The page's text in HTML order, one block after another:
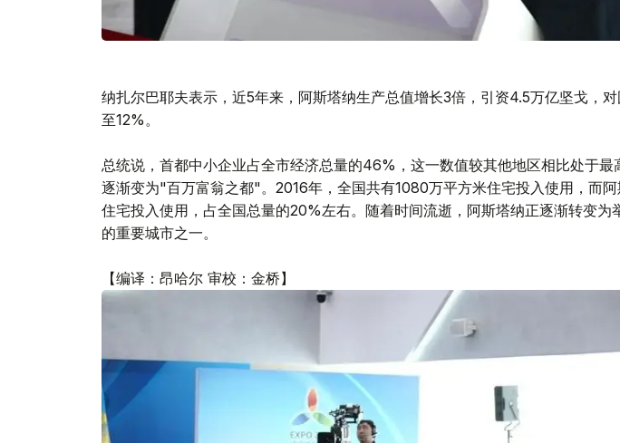
纳扎尔巴耶夫表示，近5年来，阿斯塔纳生产总值增长3倍，引资4.5万亿坚戈，
至12%。
总统说，首都中小企业占全市经济总量的46%，这一数值较其他地区相比处于最
逐渐变为"百万富翁之都"。2016年，全国共有1080万平方米住宅投入使用，而
住宅投入使用，占全国总量的20%左右。随着时间流逝，阿斯塔纳正逐渐转变为
的重要城市之一。
【编译：昂哈尔 审校：金桥】